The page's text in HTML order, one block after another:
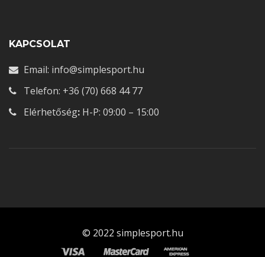
KAPCSOLAT
Email: info@simplesport.hu
Telefon: +36 (70) 668 44 77
Elérhetőség: H-P: 09:00 – 15:00
© 2022 simplesport.hu